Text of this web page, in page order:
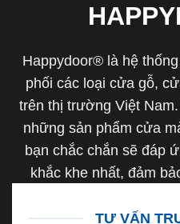
Happydoor® là hệ
phối các loại cửa gỗ,
trên thị trường Việt
những sản phẩm cửa
bạn chắc chắn sẽ đáp
khắc khe nhất, đảm
TƯ VẤN